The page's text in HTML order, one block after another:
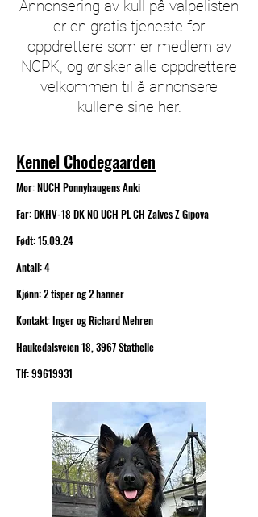
Annonsering av kull på valpelisten
er en gratis tjeneste for
oppdrettere som er medlem av
NCPK, og ønsker alle oppdrettere
velkommen til å annonsere
kullene sine her.
Kennel Chodegaarden
Mor: NUCH Ponnyhaugens Anki
Far: DKHV-18 DK NO UCH PL CH Zalves Z Gipova
Født: 15.09.24
Antall: 4
Kjønn: 2 tisper og 2 hanner
Kontakt: Inger og Richard Mehren
Haukedalsveien 18, 3967 Stathelle
Tlf: 99619931